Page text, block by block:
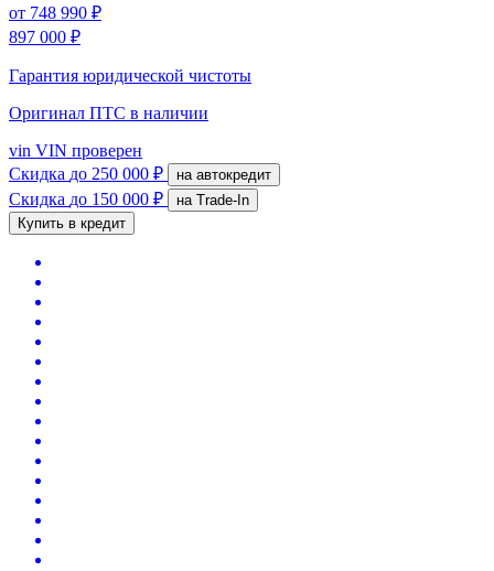
от 748 990 ₽
897 000 ₽
Гарантия юридической чистоты
Оригинал ПТС в наличии
vin VIN проверен
Скидка до 250 000 ₽ на автокредит
Скидка до 150 000 ₽
на Trade-In
Купить в кредит